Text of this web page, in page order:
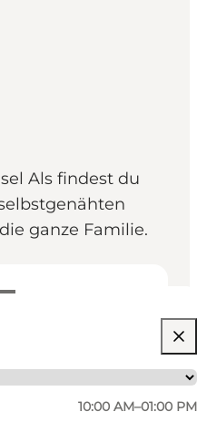
Als findest du
ganze Familie.
10:00 AM–01:00 PM
Mir selbst